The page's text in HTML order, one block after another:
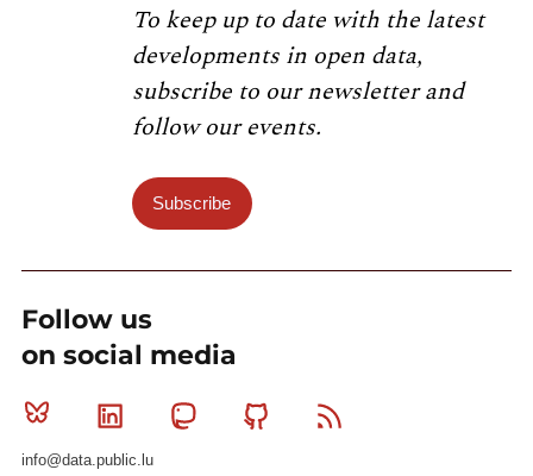
To keep up to date with the latest
developments in open data,
subscribe to our newsletter and
follow our events.
Subscribe
Follow us
on social media
Bluesky Linkedin MastodonGithub
info@data.public.lu